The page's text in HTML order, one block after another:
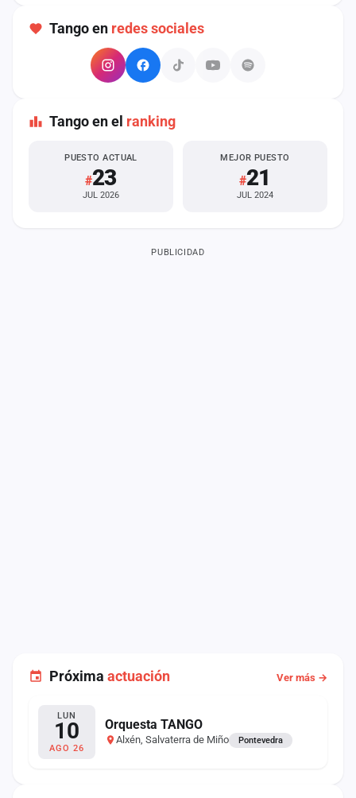
Próxima actuación Ver más →
LUN
10
AGO 26
Orquesta TANGO
Alxén, Salvaterra de Miño Pontevedra
Tango en redes sociales
Tango en el ranking
PUESTO ACTUAL
#23
JUL 2026
MEJOR PUESTO
#21
JUL 2024
PUBLICIDAD